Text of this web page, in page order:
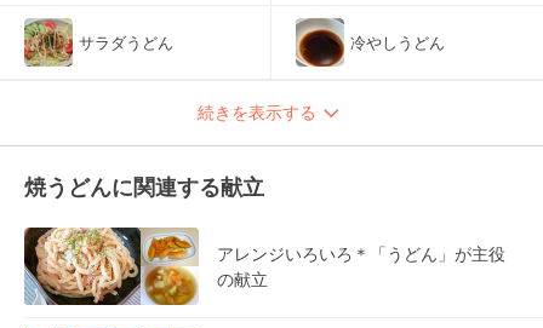
サラダうどん 冷やしうどん
続きを表示する
焼うどんに関連する献立
アレンジいろいろ＊「うどん」が主役
の献立